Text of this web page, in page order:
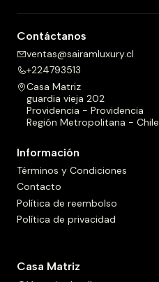
Contáctanos
ventas@sairamluxury.cl
+224793513
Casa Matriz
guardia vieja 202
Providencia - Providencia
Región Metropolitana - Chile
Información
Términos y Condiciones
Contacto
Política de reembolso
Política de privacidad
Casa Matriz